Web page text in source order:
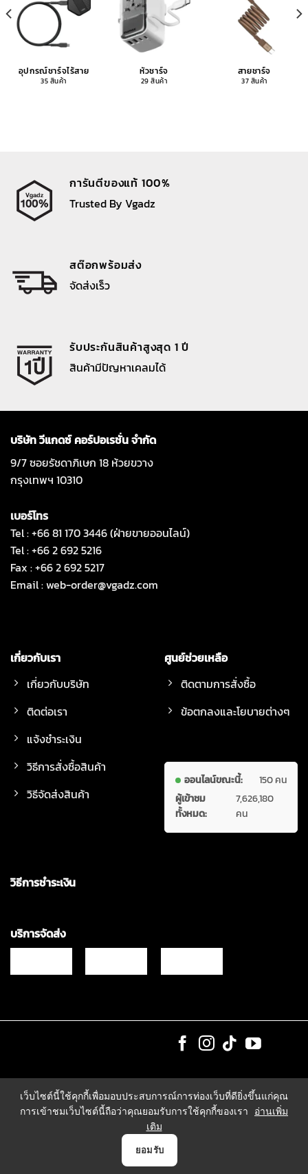
อุปกรณ์ชาร์จไร้สาย
35 สินค้า
หัวชาร์จ
29 สินค้า
สายชาร์จ
37 สินค้า
การันตีของแท้ 100%
Trusted By Vgadz
สต๊อกพร้อมส่ง
จัดส่งเร็ว
รับประกันสินค้าสูงสุด 1 ปี
สินค้ามีปัญหาเคลมได้
บริษัท วีแกดซ์ คอร์ปอเรชั่น จำกัด
9/7 ซอยรัชดาภิเษก 18 ห้วยขวาง
กรุงเทพฯ 10310
เบอร์โทร
Tel : +66 81 170 3446 (ฝ่ายขายออนไลน์)
Tel : +66 2 692 5216
Fax : +66 2 692 5217
Email :web-order@vgadz.com
เกี่ยวกับเรา
เกี่ยวกับบริษัท
ติดต่อเรา
แจ้งชำระเงิน
วิธีการสั่งซื้อสินค้า
วิธีจัดส่งสินค้า
ศูนย์ช่วยเหลือ
ติดตามการสั่งซื้อ
ข้อตกลงและโยบายต่างๆ
ออนไลน์ขณะนี้:
150 คน
ผู้เข้าชม
ทั้งหมด:
7,626,180
คน
วิธีการชำระเงิน
บริการจัดส่ง
เว็บไซต์นี้ใช้คุกกี้เพื่อมอบประสบการณ์การท่องเว็บที่ดียิ่งขึ้นแก่คุณ
การเข้าชมเว็บไซต์นี้ถือว่าคุณยอมรับการใช้คุกกี้ของเรา
อ่านเพิ่ม
เติม
ยอมรับ